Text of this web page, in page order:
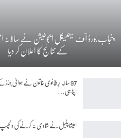
کے نتائج کا اعلان کر دیا
97 سالہ برطانوی خاتون نے ہوائی
اپنا ہی…
امیشا پٹیل نے شادی نہ کرنے کی